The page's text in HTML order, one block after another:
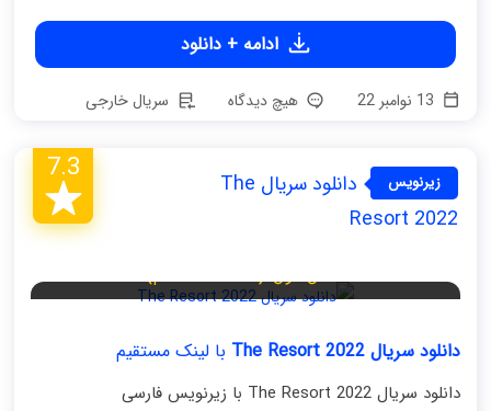
ادامه + دانلود
هیچ دیدگاه سریال خارجی
زیرنویس
فارسی
دانلود سریال The
Resort 2022
7.3
فصل اول (قسمت هشتم)
دانلود سریال The Resort 2022 با لینک مستقیم
دانلود سریال The Resort 2022 با زیرنویس فارسی